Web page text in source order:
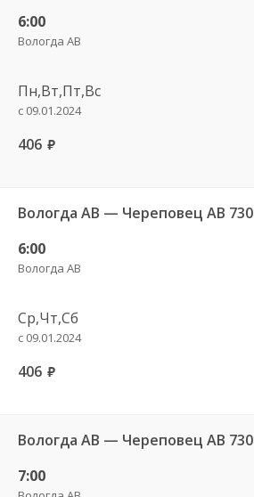
6:00
Вологда АВ
Пн,Вт,Пт,Вс
с 09.01.2024
406 руб.
Вологда АВ — Череповец АВ 730
6:00
Вологда АВ
Ср,Чт,Сб
с 09.01.2024
406 руб.
Вологда АВ — Череповец АВ 730
7:00